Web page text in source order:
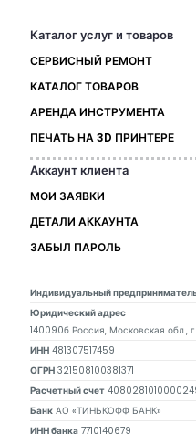
Каталог услуг и товаров
СЕРВИСНЫЙ РЕМОНТ
КАТАЛОГ ТОВАРОВ
АРЕНДА ИНСТРУМЕНТА
ПЕЧАТЬ НА 3D ПРИНТЕРЕ
Аккаунт клиента
МОИ ЗАЯВКИ
ДЕТАЛИ АККАУНТА
ЗАБЫЛ ПАРОЛЬ
Индивидуальный
Юридический адрес
140090б Россия, Московская обл.,
ИНН 481307517459
ОГРН 321508100381371
Расчетный счет
Банк АО «ТИНЬКОФФ БАНК»
ИНН банка 7710140679